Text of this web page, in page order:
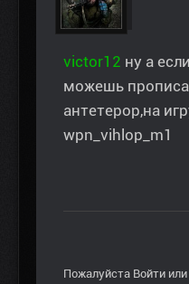
victor12 ну а
можешь
антетерор,на
wpn_vihlop_m1
Пожалуйста Войти или